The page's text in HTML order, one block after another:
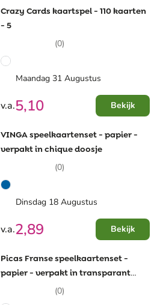
Crazy Cards kaartspel - 110 kaarten
- 5
(0)
Maandag 31 Augustus
v.a.5,10 Bekijk
VINGA speelkaartenset - papier -
verpakt in chique doosje
(0)
Dinsdag 18 Augustus
v.a.2,89 Bekijk
Picas Franse speelkaartenset -
papier - verpakt in transparant
(0)